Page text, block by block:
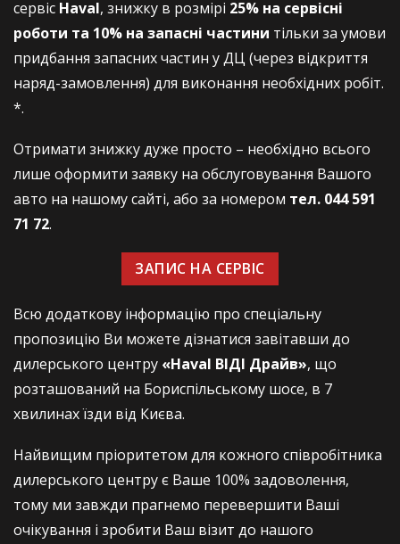
сервіс Haval, знижку в розмірі 25% на сервісні
роботи та 10% на запасні частини тільки за умови
придбання запасних частин у ДЦ (через відкриття
наряд-замовлення) для виконання необхідних робіт.
*.
Отримати знижку дуже просто – необхідно всього
лише оформити заявку на обслуговування Вашого
авто на нашому сайті, або за номером тел. 044 591
71 72.
ЗАПИС НА СЕРВІС
Всю додаткову інформацію про спеціальну
пропозицію Ви можете дізнатися завітавши до
дилерського центру «Haval ВІДІ Драйв», що
розташований на Бориспільському шосе, в 7
хвилинах їзди від Києва.
Найвищим пріоритетом для кожного співробітника
дилерського центру є Ваше 100% задоволення,
тому ми завжди прагнемо перевершити Ваші
очікування і зробити Ваш візит до нашого